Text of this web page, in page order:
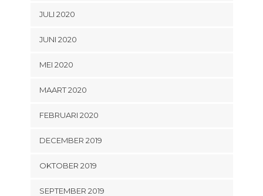
JULI 2020
JUNI 2020
MEI 2020
MAART 2020
FEBRUARI 2020
DECEMBER 2019
OKTOBER 2019
SEPTEMBER 2019